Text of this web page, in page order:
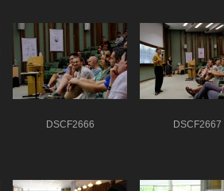
DSCF2666 DSCF2667